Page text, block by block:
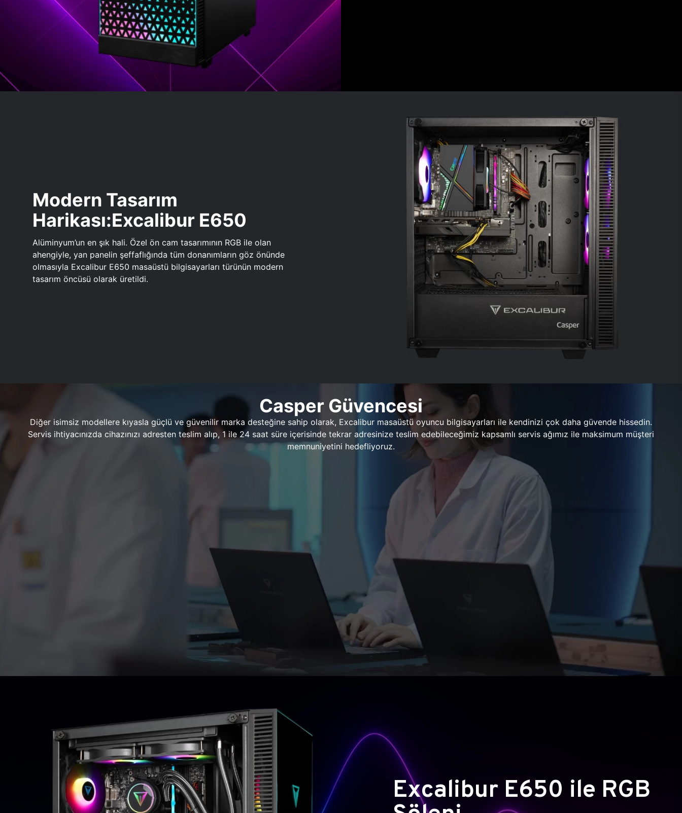
Modern Tasarım
Harikası:Excalibur E650
Alüminyum’un en şık hali. Özel ön cam tasarımının RGB ile olan
ahengiyle, yan panelin şeffaflığında tüm donanımların göz önünde
olmasıyla Excalibur E650 masaüstü bilgisayarları türünün modern
tasarım öncüsü olarak üretildi.
Casper Güvencesi
Diğer isimsiz modellere kıyasla güçlü ve güvenilir marka desteğine sahip olarak, Excalibur masaüstü oyuncu bilgisayarları ile kendinizi çok daha güvende hissedin.
Servis ihtiyacınızda cihazınızı adresten teslim alıp, 1 ile 24 saat süre içerisinde tekrar adresinize teslim edebileceğimiz kapsamlı servis ağımız ile maksimum müşteri
memnuniyetini hedefliyoruz.
Excalibur E650 ile RGB